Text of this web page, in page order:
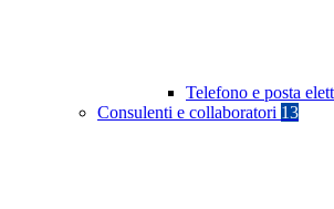
Telefono e posta
Consulenti e collaboratori 13